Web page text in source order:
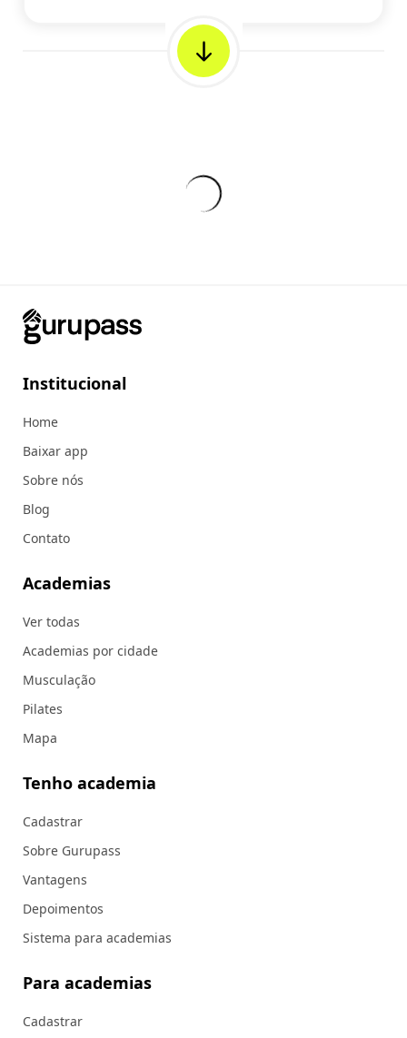
Institucional
Home
Baixar app
Sobre nós
Blog
Contato
Academias
Ver todas
Academias por cidade
Musculação
Pilates
Mapa
Tenho academia
Cadastrar
Sobre Gurupass
Vantagens
Depoimentos
Sistema para academias
Para academias
Cadastrar